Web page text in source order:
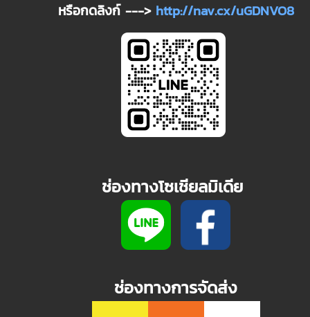
หรือกดลิงก์ ---> http://nav.cx/uGDNVO8
ช่องทางโซเชียลมิเดีย
ช่องทางการจัดส่ง